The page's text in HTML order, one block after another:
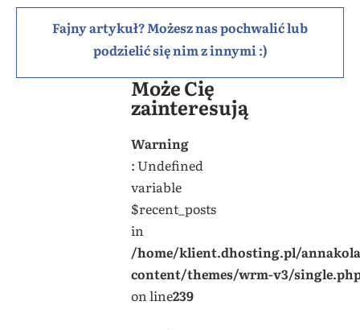
Fajny artykuł? Możesz nas pochwalić lub
podzielić się nim z innymi :)
Może Cię
zainteresują
Warning
: Undefined
variable
$recent_posts
in
/home/klient.dhosting.pl/
content/themes/wrm-v3/
on line239